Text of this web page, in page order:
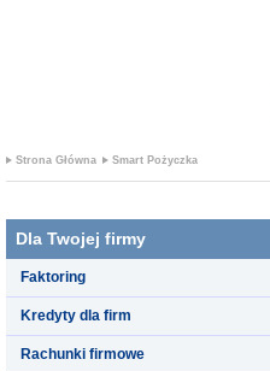
Strona Główna Smart Pożyczka
Dla Twojej firmy
Faktoring
Kredyty dla firm
Rachunki firmowe